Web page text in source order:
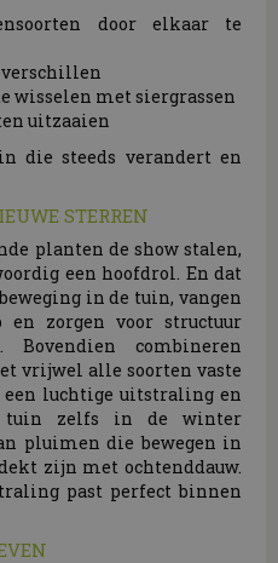
door elkaar te
wisselen met siergrassen
uitzaaien
die steeds verandert en
STERREN
planten de show stalen,
een hoofdrol. En dat
in de tuin, vangen
zorgen voor structuur
combineren
vrijwel alle soorten vaste
een luchtige uitstraling en
tuin zelfs in de winter
pluimen die bewegen in
zijn met ochtenddauw.
past perfect binnen